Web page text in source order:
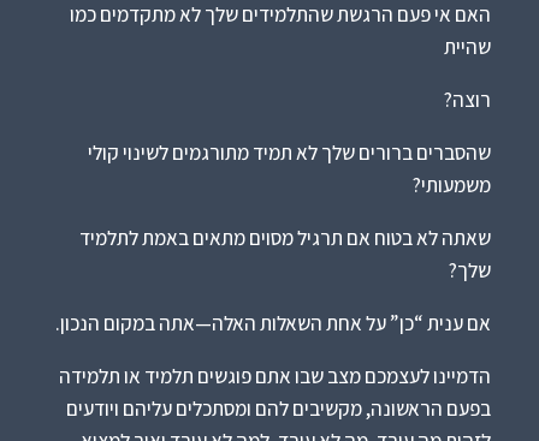
האם אי פעם הרגשת שהתלמידים שלך לא מתקדמים כמו
שהיית
רוצה?
שהסברים ברורים שלך לא תמיד מתורגמים לשינוי קולי
משמעותי?
שאתה לא בטוח אם תרגיל מסוים מתאים באמת לתלמיד
שלך?
אם ענית “כן” על אחת השאלות האלה—אתה במקום הנכון.
הדמיינו לעצמכם מצב שבו אתם פוגשים תלמיד או תלמידה
בפעם הראשונה, מקשיבים להם ומסתכלים עליהם ויודעים